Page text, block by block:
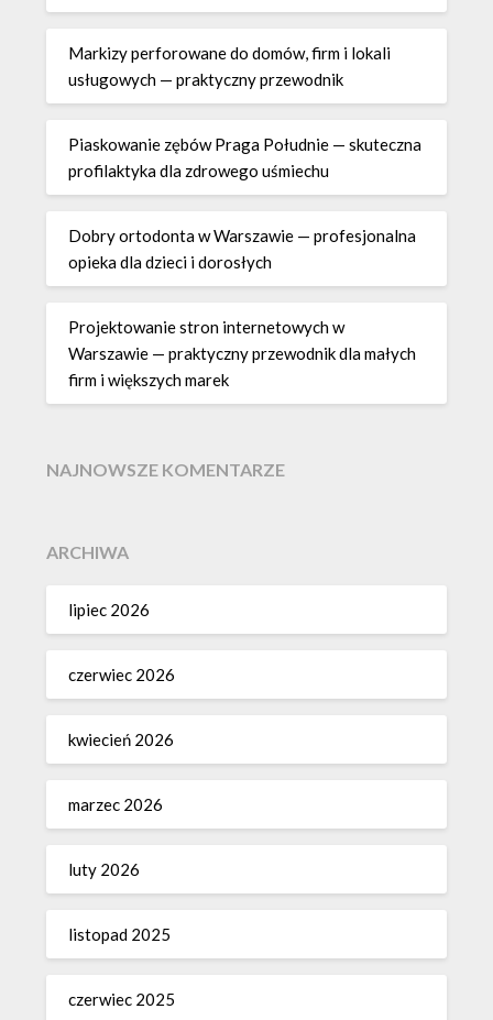
Markizy perforowane do domów, firm i lokali
usługowych — praktyczny przewodnik
Piaskowanie zębów Praga Południe — skuteczna
profilaktyka dla zdrowego uśmiechu
Dobry ortodonta w Warszawie — profesjonalna
opieka dla dzieci i dorosłych
Projektowanie stron internetowych w
Warszawie — praktyczny przewodnik dla małych
firm i większych marek
NAJNOWSZE KOMENTARZE
ARCHIWA
lipiec 2026
czerwiec 2026
kwiecień 2026
marzec 2026
luty 2026
listopad 2025
czerwiec 2025